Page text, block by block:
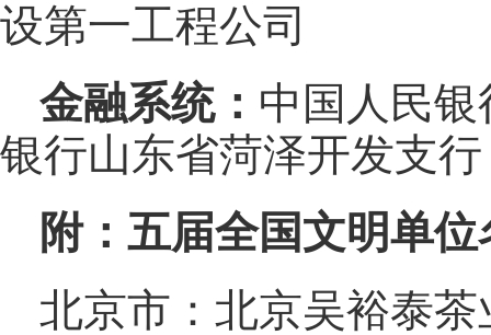
设第一工程公司
金融系统： 中国人民
银行山东省菏泽开发支行
附：五届全国文明单
北京市：北京吴裕泰